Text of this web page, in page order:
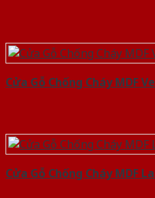
Cửa Gỗ Chống Cháy MDF
Cửa Gỗ Chống Cháy MDF